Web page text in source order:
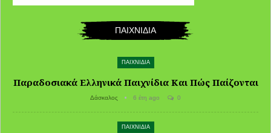
ΠΑΙΧΝΙΔΙΑ
ΠΑΙΧΝΙΔΙΑ
Παραδοσιακά Ελληνικά Παιχνίδια Και Πώς Παίζονται
Δάσκαλος 6 έτη ago 0
ΠΑΙΧΝΙΔΙΑ